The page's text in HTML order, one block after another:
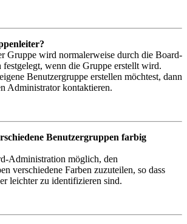
Gruppe wird normalerweise durch die Board-
wenn die Gruppe erstellt wird.
Benutzergruppe erstellen möchtest, dann
Administrator kontaktieren.
Benutzergruppen farbig
Administration möglich, den
verschiedene Farben zuzuteilen, so dass
leichter zu identifizieren sind.